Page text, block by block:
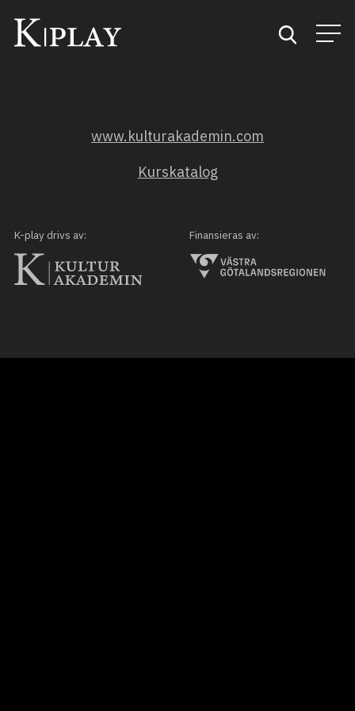
Kategorier
Mina favoriter
www.kulturakademin.com
Kurskatalog
K-play drivs av: Finansieras av: